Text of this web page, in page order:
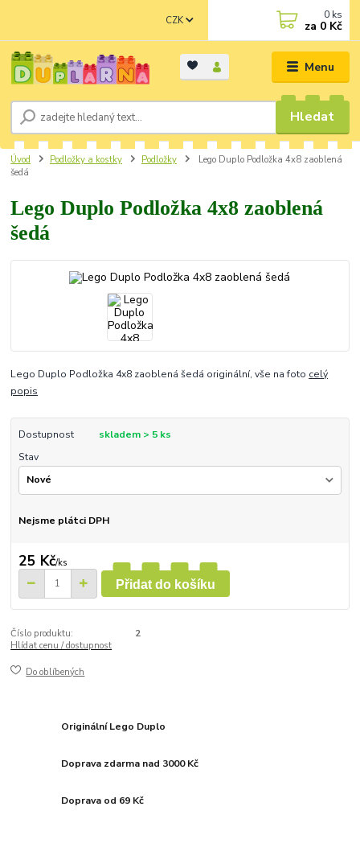
Menu
CZK
Hledat
0 ks
za 0 Kč
Úvod Podložky a kostky Podložky
Lego Duplo Podložka 4x8 zaoblená
šedá
Lego Duplo Podložka 4x8 zaoblená
šedá
Lego Duplo Podložka 4x8 zaoblená šedá originální, vše na foto celý
popis
Dostupnost
skladem > 5 ks
Stav
Nejsme plátci DPH
25 Kč/ks
Přidat do košíku
Číslo produktu:
2
Hlídat cenu / dostupnost
Do oblíbených
Originální Lego Duplo
Doprava zdarma nad 3000 Kč
Doprava od 69 Kč